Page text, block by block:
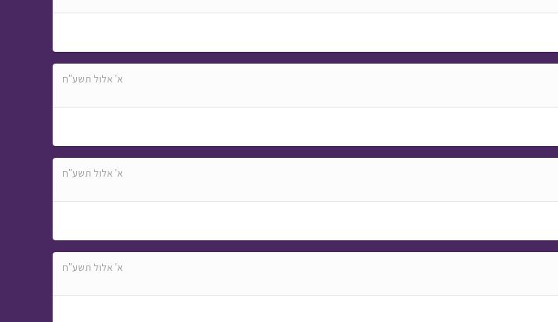
א' אלול תשע"ח
א' אלול תשע"ח
א' אלול תשע"ח